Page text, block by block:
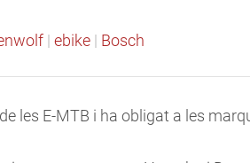
ebike Bosch
les E-MTB i ha obligat a les